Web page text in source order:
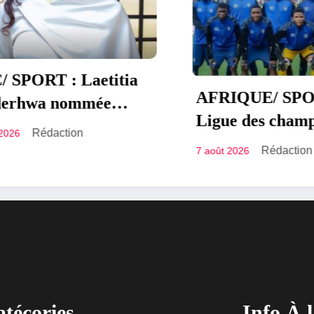
: Laetitia
nommée
secrétaire
Rédaction
AFRIQUE/
Ligue des
la CAF : l’APR FC
de son match
7 août 2026 Rédaction